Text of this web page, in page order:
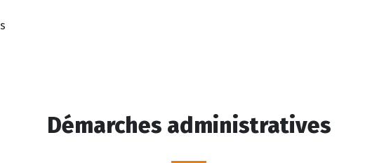
Démarches administratives